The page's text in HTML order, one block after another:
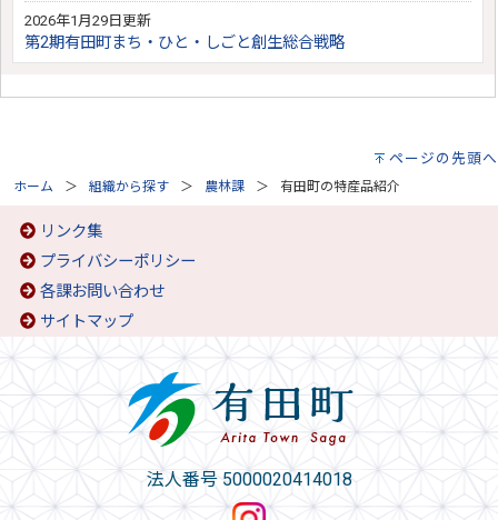
2026年1月29日更新
第2期有田町まち・ひと・しごと創生総合戦略
ページの先頭へ
ホーム 組織から探す 農林課 有田町の特産品紹介
リンク集
プライバシーポリシー
各課お問い合わせ
サイトマップ
法人番号 5000020414018